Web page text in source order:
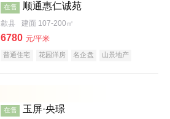
在售 顺通惠仁诚苑
歙县 建面 107-200㎡
6780 元/平米
普通住宅 花园洋房 名企盘
山景地产
在售 玉屏·央璟